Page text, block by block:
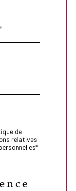
de
relatives